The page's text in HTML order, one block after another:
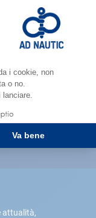
attualità,